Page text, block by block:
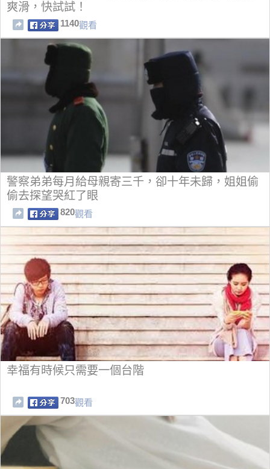
爽滑，快試試！
1140觀看
警察弟弟每月給母親寄三千，卻十年未歸，姐姐偷
偷去探望哭紅了眼
820觀看
幸福有時候只需要一個台階
703觀看